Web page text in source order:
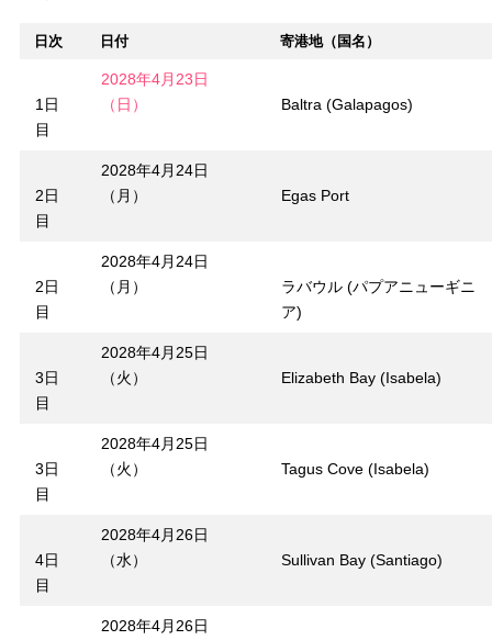
日次 日付 寄港地（国名）
1日
目
2028年4月23日
（日）
Baltra (Galapagos)
2日
目
2028年4月24日
（月）
Egas Port
2日
目
2028年4月24日
（月）
ラバウル (パプアニューギニ
ア)
3日
目
2028年4月25日
（火）
Elizabeth Bay (Isabela)
3日
目
2028年4月25日
（火）
Tagus Cove (Isabela)
4日
目
2028年4月26日
（水）
Sullivan Bay (Santiago)
2028年4月26日